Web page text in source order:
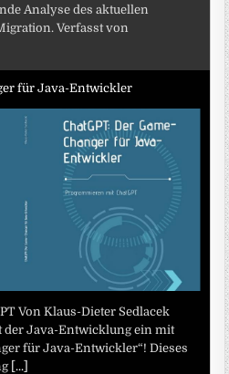
Analyse des aktuellen
Verfasst von
für Java-Entwickler
Von Klaus-Dieter Sedlacek
der Java-Entwicklung ein mit
für Java-Entwickler“! Dieses
[...]